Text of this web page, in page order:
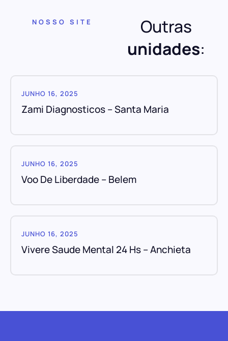
NOSSO SITE
Outras
unidades:
JUNHO 16, 2025
Zami Diagnosticos – Santa Maria
JUNHO 16, 2025
Voo De Liberdade – Belem
JUNHO 16, 2025
Vivere Saude Mental 24 Hs – Anchieta